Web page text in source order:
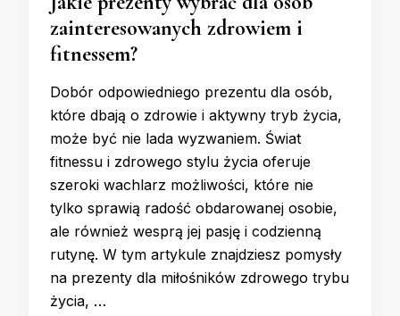
zainteresowanych zdrowiem i
fitnessem?
Dobór odpowiedniego prezentu dla osób,
które dbają o zdrowie i aktywny tryb życia,
może być nie lada wyzwaniem. Świat
fitnessu i zdrowego stylu życia oferuje
szeroki wachlarz możliwości, które nie
tylko sprawią radość obdarowanej osobie,
ale również wesprą jej pasję i codzienną
rutynę. W tym artykule znajdziesz pomysły
na prezenty dla miłośników zdrowego trybu
życia, …